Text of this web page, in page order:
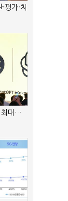
평가·처
최대…